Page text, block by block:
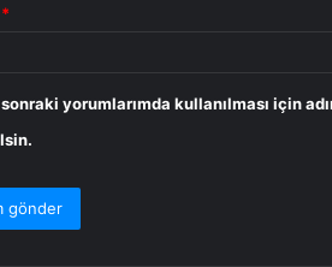
*
yorumlarımda kullanılması için